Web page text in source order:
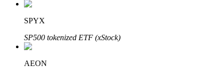
Affiliés Bitrue
Jusqu'à 65 % de commissions !
SPYX
SP500 tokenized ETF (xStock)
AEON